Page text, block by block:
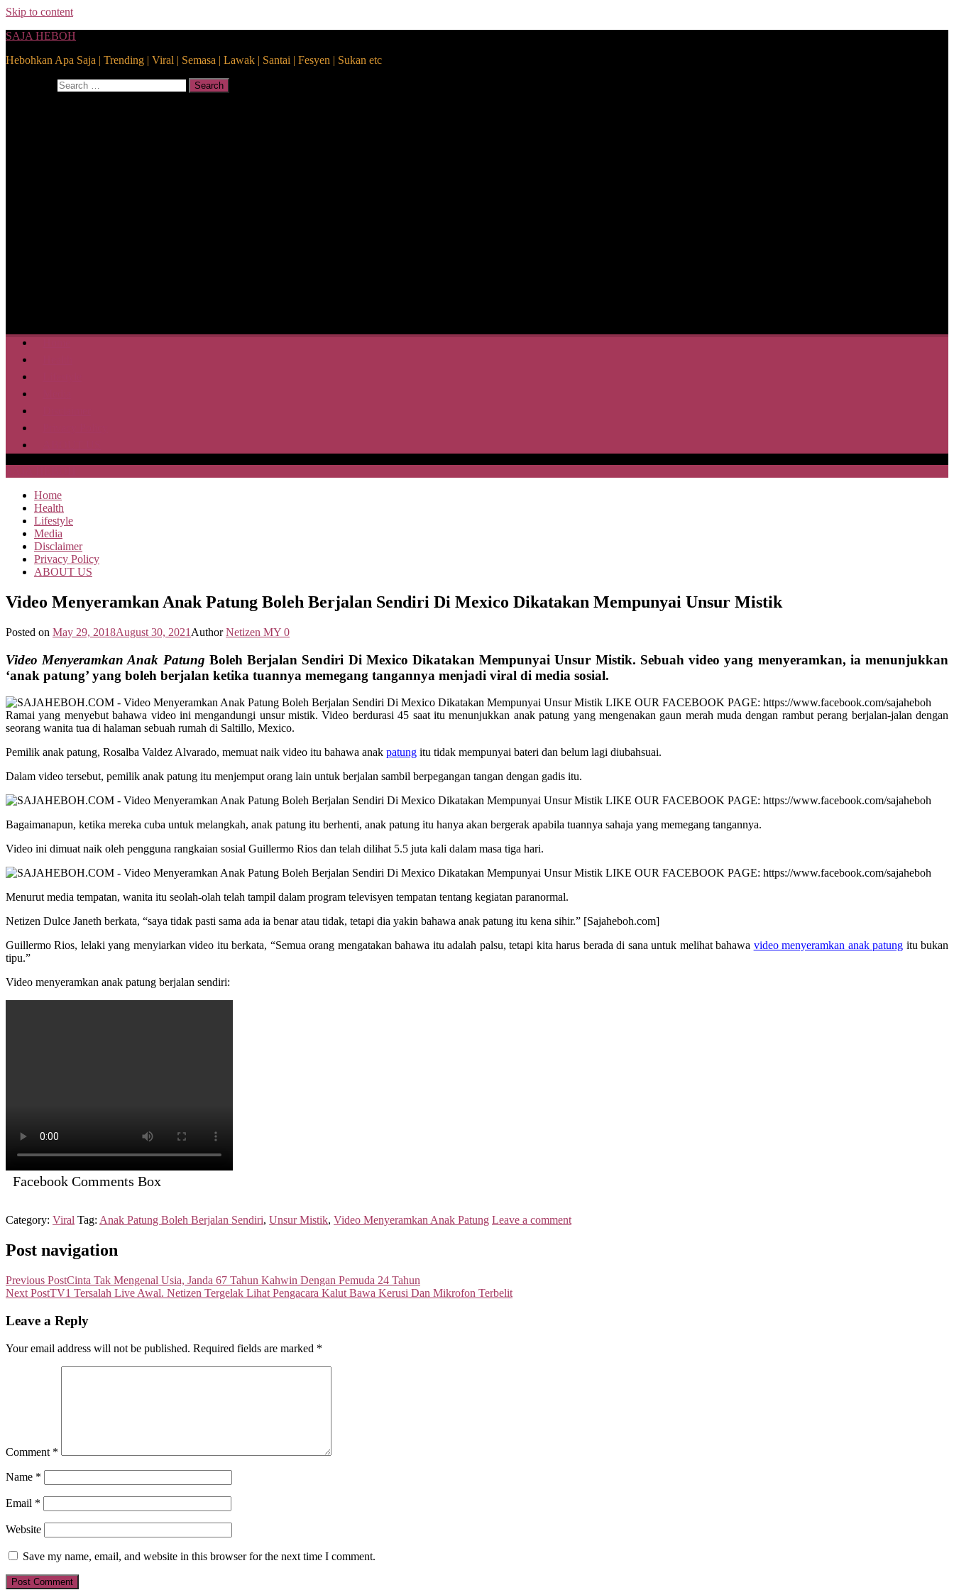
Skip to content
SAJA HEBOH
Hebohkan Apa Saja | Trending | Viral | Semasa | Lawak | Santai | Fesyen | Sukan etc
Search
Home
Health
Lifestyle
Media
Disclaimer
Privacy Policy
ABOUT US
Video Menyeramkan Anak Patung Boleh Berjalan Sendiri Di Mexico Dikatakan Mempunyai Unsur Mistik
Posted on May 29, 2018August 30, 2021 Author Netizen MY 0
Video Menyeramkan Anak Patung Boleh Berjalan Sendiri Di Mexico Dikatakan Mempunyai Unsur Mistik. Sebuah video yang menyeramkan, ia menunjukkan
‘anak patung’ yang boleh berjalan ketika tuannya memegang tangannya menjadi viral di media sosial.
Ramai yang menyebut bahawa video ini mengandungi unsur mistik. Video berdurasi 45 saat itu menunjukkan anak patung yang mengenakan gaun merah muda dengan rambut perang berjalan-jalan dengan
seorang wanita tua di halaman sebuah rumah di Saltillo, Mexico.
Pemilik anak patung, Rosalba Valdez Alvarado, memuat naik video itu bahawa anak patung itu tidak mempunyai bateri dan belum lagi diubahsuai.
Dalam video tersebut, pemilik anak patung itu menjemput orang lain untuk berjalan sambil berpegangan tangan dengan gadis itu.
Bagaimanapun, ketika mereka cuba untuk melangkah, anak patung itu berhenti, anak patung itu hanya akan bergerak apabila tuannya sahaja yang memegang tangannya.
Video ini dimuat naik oleh pengguna rangkaian sosial Guillermo Rios dan telah dilihat 5.5 juta kali dalam masa tiga hari.
Menurut media tempatan, wanita itu seolah-olah telah tampil dalam program televisyen tempatan tentang kegiatan paranormal.
Netizen Dulce Janeth berkata, “saya tidak pasti sama ada ia benar atau tidak, tetapi dia yakin bahawa anak patung itu kena sihir.” [Sajaheboh.com]
Guillermo Rios, lelaki yang menyiarkan video itu berkata, “Semua orang mengatakan bahawa itu adalah palsu, tetapi kita harus berada di sana untuk melihat bahawa video menyeramkan anak patung itu bukan
tipu.”
Video menyeramkan anak patung berjalan sendiri:
Facebook Comments Box
Category: Viral Tag: Anak Patung Boleh Berjalan Sendiri, Unsur Mistik, Video Menyeramkan Anak Patung Leave a comment
Post navigation
Previous PostCinta Tak Mengenal Usia, Janda 67 Tahun Kahwin Dengan Pemuda 24 Tahun
Next PostTV1 Tersalah Live Awal. Netizen Tergelak Lihat Pengacara Kalut Bawa Kerusi Dan Mikrofon Terbelit
Leave a Reply
Your email address will not be published. Required fields are marked *
Comment *
Name *
Email *
Website
Save my name, email, and website in this browser for the next time I comment.